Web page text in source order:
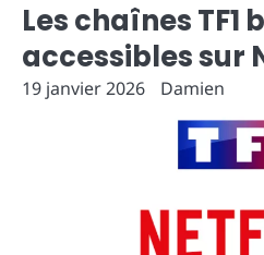
Les chaînes TF1
accessibles sur
19 janvier 2026 Damien